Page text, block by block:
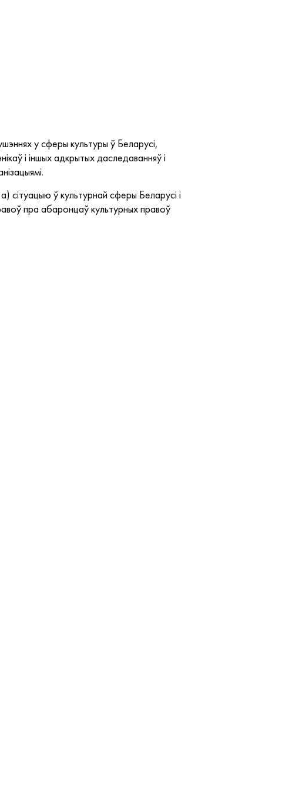
у сферы культуры ў Беларусі,
і іншых адкрытых даследаванняў і
сітуацыю ў культурнай сферы Беларусі і
пра абаронцаў культурных правоў